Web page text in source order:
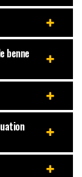
benne